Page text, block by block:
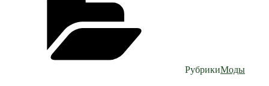
РубрикиМоды